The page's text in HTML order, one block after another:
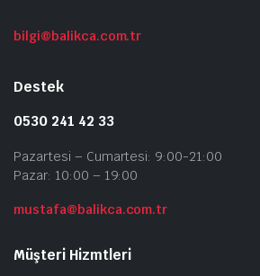
bilgi@balikca.com.tr
Destek
0530 241 42 33
Pazartesi – Cumartesi: 9:00-21:00
Pazar: 10:00 – 19:00
mustafa@balikca.com.tr
Müşteri Hizmtleri